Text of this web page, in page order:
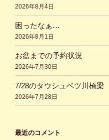
2026年8月4日
困ったなぁ…
2026年8月1日
お盆までの予約状況
2026年7月30日
7/28のタウシュベツ川橋梁
2026年7月28日
最近のコメント